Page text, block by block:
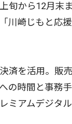
旬から12月末
川崎じもと応
を活用。販
の時間と事務
アムデジタ